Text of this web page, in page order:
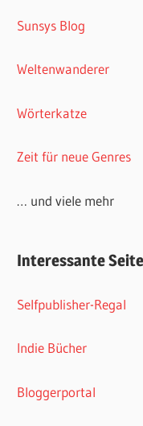
Sunsys Blog
Weltenwanderer
Wörterkatze
Zeit für neue Genres
… und viele mehr
Interessante
Selfpublisher-Regal
Indie Bücher
Bloggerportal